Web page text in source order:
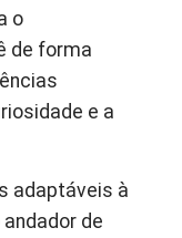
o
de forma
e a
adaptáveis à
de